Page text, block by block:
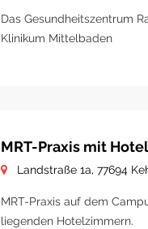
Das Gesundheitszentrum
Klinikum Mittelbaden
MRT-Praxis mit Hotel
Landstraße 1a, 77694
MRT-Praxis auf dem
liegenden Hotelzimmern.